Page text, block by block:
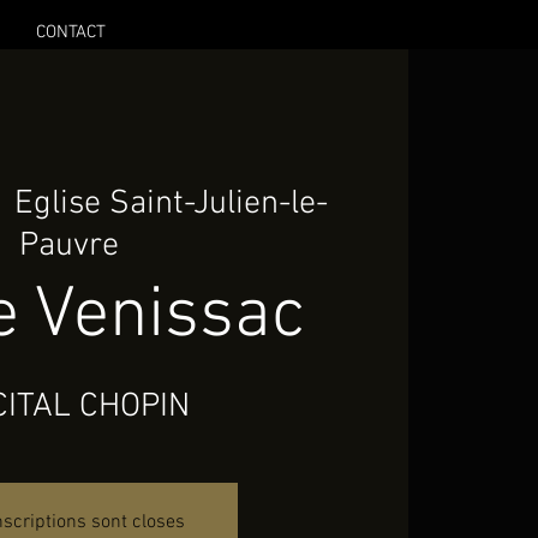
CONTACT
Eglise Saint-Julien-le-
Pauvre
Venissac
CHOPIN
sont closes